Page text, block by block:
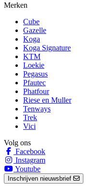
Merken
Cube
Gazelle
Koga
Koga Signature
KTM
Loekie
Pegasus
Pfautec
Phatfour
Riese en Muller
Tenways
Trek
Vici
Volg ons
Facebook
Instagram
Youtube
Inschrijven nieuwsbrief